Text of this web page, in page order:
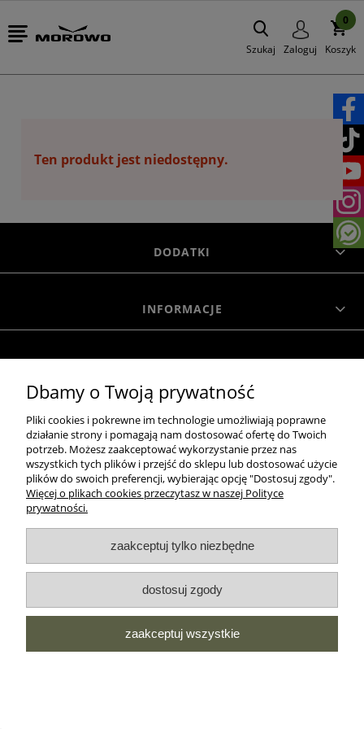
Szukaj Zaloguj Koszyk
0
Ten produkt jest niedostępny.
DODATKI
INFORMACJE
O NAS
MOROWO
WSZELKIE PRAWA ZASTRZEŻONE MOROWO © 2018
realizacja:
Sklep internetowy Shoper.pl
pokaż pełną wersję strony
Dbamy o Twoją prywatność
Pliki cookies i pokrewne im technologie umożliwiają poprawne
działanie strony i pomagają nam dostosować ofertę do Twoich
potrzeb. Możesz zaakceptować wykorzystanie przez nas
wszystkich tych plików i przejść do sklepu lub dostosować użycie
plików do swoich preferencji, wybierając opcję "Dostosuj zgody".
Więcej o plikach cookies przeczytasz w naszej Polityce
prywatności.
zaakceptuj tylko niezbędne
dostosuj zgody
zaakceptuj wszystkie